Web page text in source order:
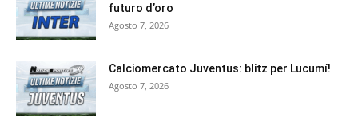
futuro d’oro
Agosto 7, 2026
Calciomercato Juventus: blitz per Lucumí!
Agosto 7, 2026